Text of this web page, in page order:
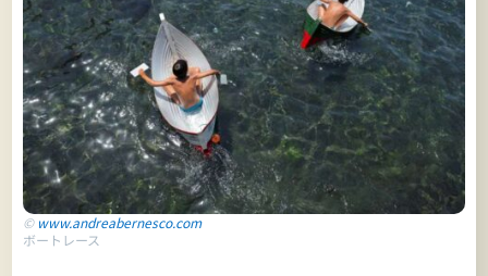
© www.andreabernesco.com
ボートレース